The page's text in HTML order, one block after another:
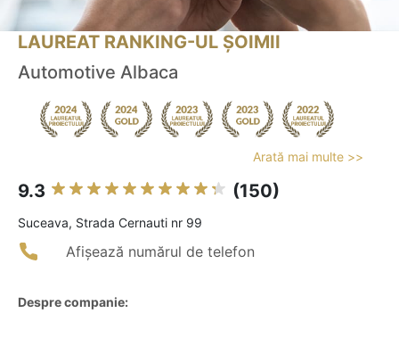
LAUREAT RANKING-UL ȘOIMII
Automotive Albaca
Arată mai multe >>
9.3 (150)
Suceava, Strada Cernauti nr 99
Afișează numărul de telefon
Despre companie: